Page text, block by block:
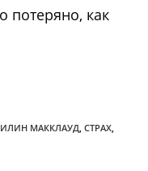
потеряно, как
МАККЛАУД, СТРАХ,